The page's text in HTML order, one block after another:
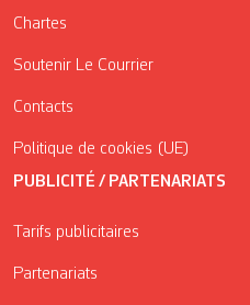
Chartes
Soutenir Le Courrier
Contacts
Politique de cookies (UE)
PUBLICITÉ / PARTENARIATS
Tarifs publicitaires
Partenariats